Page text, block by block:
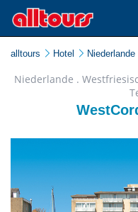
alltours Hotel Niederlande
Niederlande .